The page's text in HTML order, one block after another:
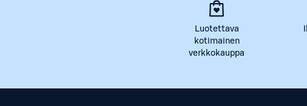
Luotettava
kotimainen
verkkokauppa